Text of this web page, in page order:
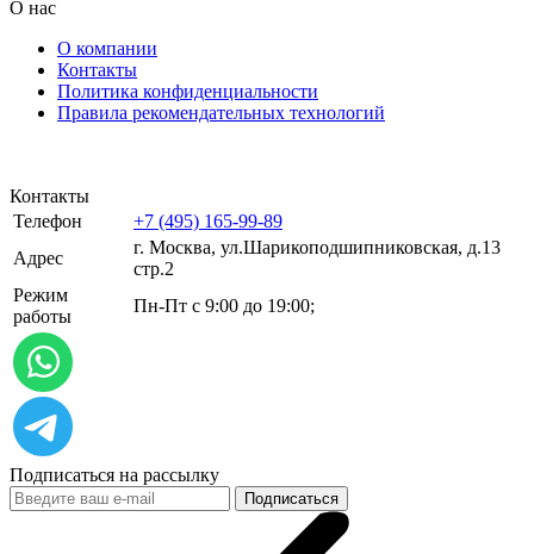
О нас
О компании
Контакты
Политика конфиденциальности
Правила рекомендательных технологий
Контакты
Телефон
+7 (495) 165-99-89
Адрес
г. Москва, ул.​​Шарикоподшипниковская, д.13
стр.2
Режим
работы
Пн-Пт с 9:00 до 19:00;
Подписаться на рассылку
Подписаться